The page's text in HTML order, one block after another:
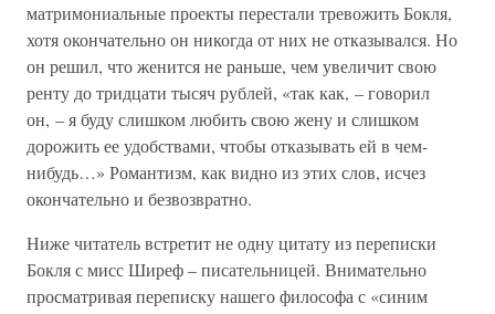
матримониальные проекты перестали тревожить Бокля,
хотя окончательно он никогда от них не отказывался. Но
он решил, что женится не раньше, чем увеличит свою
ренту до тридцати тысяч рублей, «так как, – говорил
он, – я буду слишком любить свою жену и слишком
дорожить ее удобствами, чтобы отказывать ей в чем-
нибудь…» Романтизм, как видно из этих слов, исчез
окончательно и безвозвратно.
Ниже читатель встретит не одну цитату из переписки
Бокля с мисс Ширеф – писательницей. Внимательно
просматривая переписку нашего философа с «синим